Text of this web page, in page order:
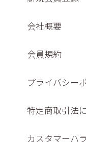
会社概要
会員規約
プライバシー
特定商取引法
カスタマーハ